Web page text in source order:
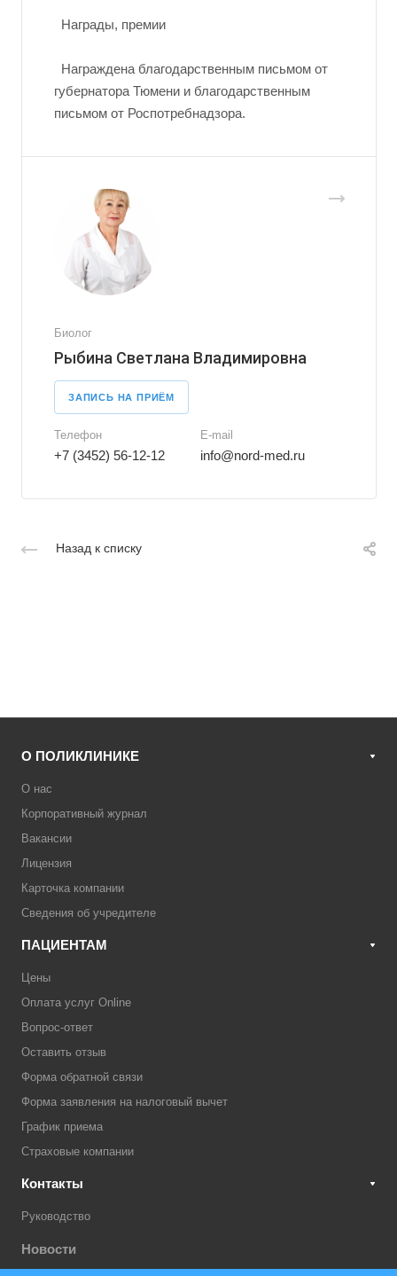
Награды, премии
Награждена благодарственным письмом от
губернатора Тюмени и благодарственным
письмом от Роспотребнадзора.
Биолог
Рыбина Светлана Владимировна
ЗАПИСЬ НА ПРИЁМ
Телефон
+7 (3452) 56-12-12
E-mail
info@nord-med.ru
Назад к списку
О ПОЛИКЛИНИКЕ
О нас
Корпоративный журнал
Вакансии
Лицензия
Карточка компании
Сведения об учредителе
ПАЦИЕНТАМ
Цены
Оплата услуг Online
Вопрос-ответ
Оставить отзыв
Форма обратной связи
Форма заявления на налоговый вычет
График приема
Страховые компании
Контакты
Руководство
Новости